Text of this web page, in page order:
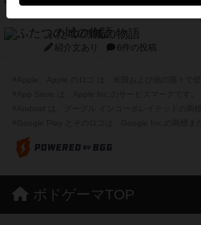
ふたつの城の物語
紹介文あり 6件の投稿
ボドゲーマTOP